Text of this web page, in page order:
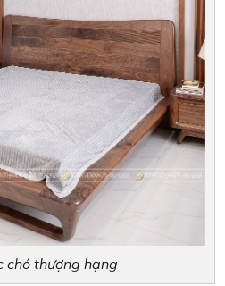
chó thượng hạng